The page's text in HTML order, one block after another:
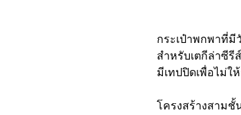
กระเป๋าพกพาที่
สําหรับเตกีล่าซีรี
มีเทปปิดเพื่อไม่ใ
โครงสร้างสามชั้